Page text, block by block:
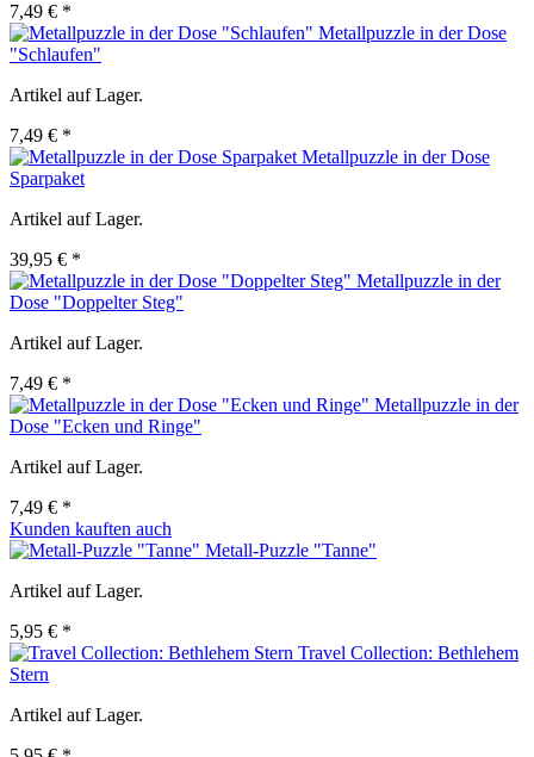
7,49 € *
Metallpuzzle in der Dose
"Schlaufen"
Artikel auf Lager.
7,49 € *
Metallpuzzle in der Dose
Sparpaket
Artikel auf Lager.
39,95 € *
Metallpuzzle in der
Dose "Doppelter Steg"
Artikel auf Lager.
7,49 € *
Metallpuzzle in der
Dose "Ecken und Ringe"
Artikel auf Lager.
7,49 € *
Kunden kauften auch
Metall-Puzzle "Tanne"
Artikel auf Lager.
5,95 € *
Travel Collection: Bethlehem
Stern
Artikel auf Lager.